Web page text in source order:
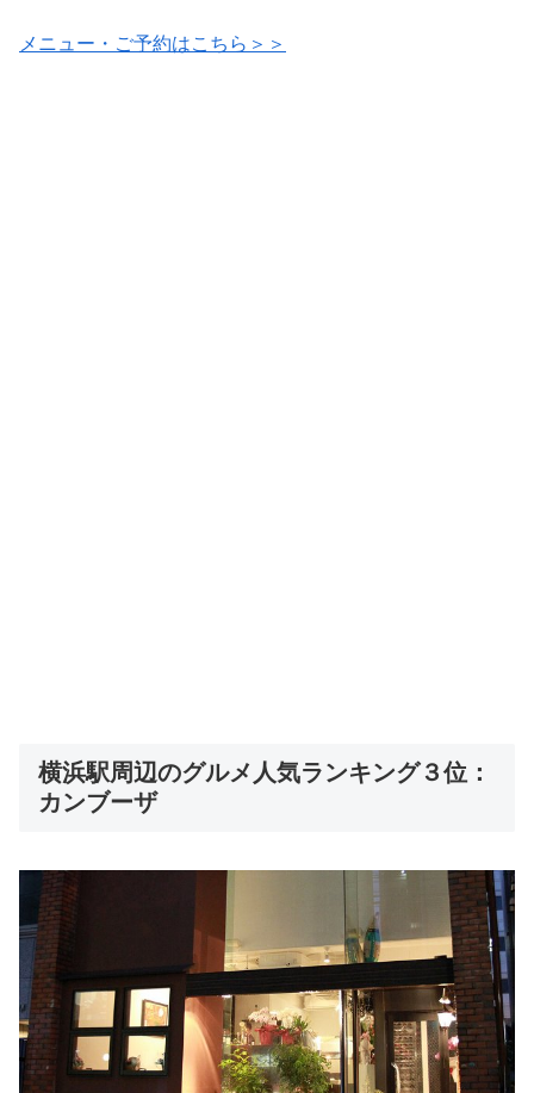
メニュー・ご予約はこちら＞＞
横浜駅周辺のグルメ人気ランキング３位：
カンブーザ